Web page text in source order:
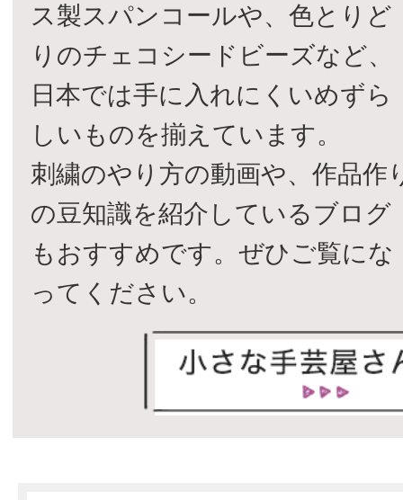
ス製スパンコールや、色とりど
りのチェコシードビーズなど、
日本では手に入れにくいめずら
しいものを揃えています。
刺繍のやり方の動画や、作品作
の豆知識を紹介しているブログ
もおすすめです。ぜひご覧にな
ってください。